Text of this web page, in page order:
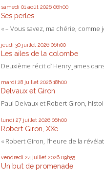
samedi 01 août 2026 06h00
Ses perles
« – Vous savez, ma chérie, comme
jeudi 30 juillet 2026 06h00
Les ailes de la colombe
Deuxième récit d’ Henry James
mardi 28 juillet 2026 18h00
Delvaux et Giron
Paul Delvaux et Robert Giron,
lundi 27 juillet 2026 06h00
Robert Giron, XXe
« Robert Giron, l’heure de la
vendredi 24 juillet 2026 09h55
Un but de promenade